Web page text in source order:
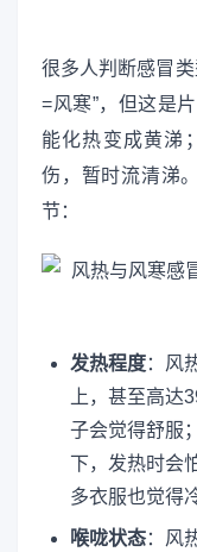
很多人判断感冒类
=风寒”，但这是
能化热变成黄涕
伤，暂时流清涕
节：
发热程度：风
上，甚至高
子会觉得舒服
下，发热时会
多衣服也觉得
喉咙状态：风